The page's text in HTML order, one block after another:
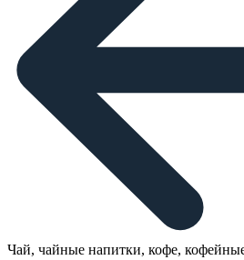
Чай, чайные напитки, кофе,